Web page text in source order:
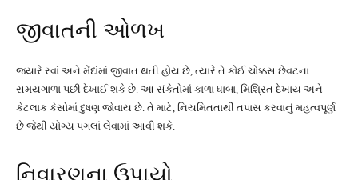
જીવાતની ઓળખ
જ્યારે રવાં અને મેંદાંમાં જીવાત થતી હોય છે, ત્યારે તે કોઈ ચોક્કસ છેવટના
સમયગાળા પછી દેખાઈ શકે છે. આ સંકેતોમાં કાળા ધાબા, મિશ્રિત દેખાય અને
કેટલાક કેસોમાં દુષણ જોવાય છે. તે માટે, નિયમિતતાથી તપાસ કરવાનું મહત્વપૂર્ણ
છે જેથી યોગ્ય પગલાં લેવામાં આવી શકે.
નિવારણના ઉપાયો